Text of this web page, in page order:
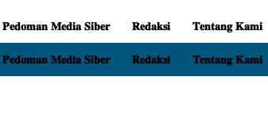
𝐏𝐞𝐝𝐨𝐦𝐚𝐧 𝐌𝐞𝐝𝐢𝐚 𝐒𝐢𝐛𝐞𝐫 𝐑𝐞𝐝𝐚𝐤𝐬𝐢 𝐓𝐞𝐧𝐭𝐚𝐧𝐠 𝐊𝐚𝐦𝐢
𝐏𝐞𝐝𝐨𝐦𝐚𝐧 𝐌𝐞𝐝𝐢𝐚 𝐒𝐢𝐛𝐞𝐫 𝐑𝐞𝐝𝐚𝐤𝐬𝐢 𝐓𝐞𝐧𝐭𝐚𝐧𝐠 𝐊𝐚𝐦𝐢